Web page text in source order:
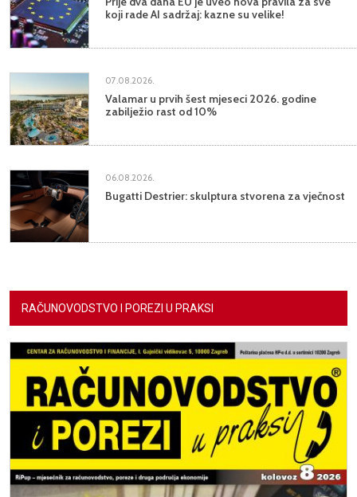
koji rade AI sadržaj: kazne su velike!
07.08.2026.
Valamar u prvih šest mjeseci 2026. godine
zabilježio rast od 10%
06.08.2026.
Bugatti Destrier: skulptura stvorena za vječnost
RAČUNOVODSTVO I POREZI U PRAKSI